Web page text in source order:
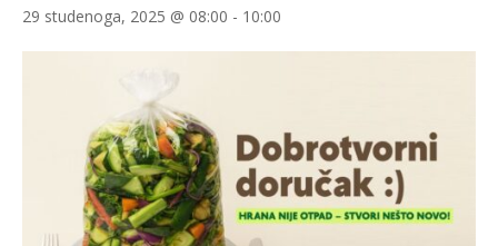
29 studenoga, 2025 @ 08:00 - 10:00